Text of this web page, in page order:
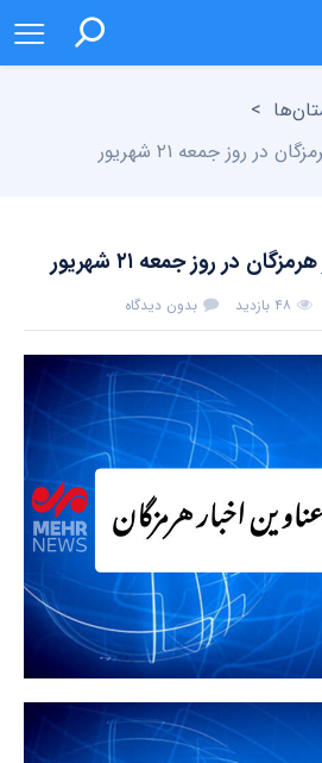
>
روز جمعه ۲۱ شهریور
در روز جمعه ۲۱ شهریور
۴۸ بازدید بدون دیدگاه